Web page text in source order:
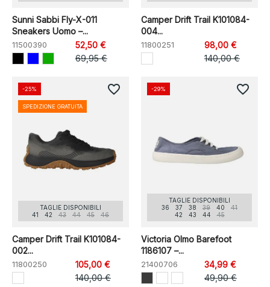
Sunni Sabbi Fly-X-011
Sneakers Uomo –...
11500390
52,50 €
69,95 €
Camper Drift Trail K101084-
004...
11800251
98,00 €
140,00 €
TAGLIE DISPONIBILI
41
42 43 44 45 46
Camper Drift Trail K101084-
002...
11800250
105,00 €
140,00 €
-25%
SPEDIZIONE GRATUITA
favorite_border
TAGLIE DISPONIBILI
36
37 38 39 40
41
42
43 44 45
Victoria Olmo Barefoot
1186107 –...
21400706
34,99 €
49,90 €
-29% favorite_border